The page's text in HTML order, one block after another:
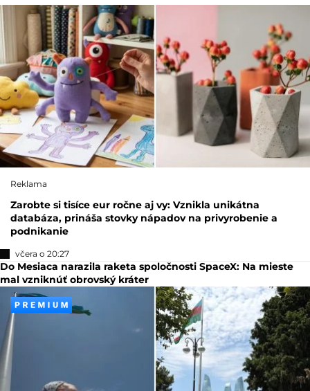
včera o 19:50
Bola som pri najväčšej vlajke na svete. V
neprebádanej destinácii sa ubytujete za 3
eurá
NAJNOVŠIE ČLÁNKY
Reklama
Zarobte si tisíce eur ročne aj vy: Vznikla unikátna
databáza, prináša stovky nápadov na privyrobenie a